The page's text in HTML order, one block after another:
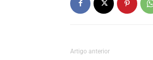
Artigo anterior